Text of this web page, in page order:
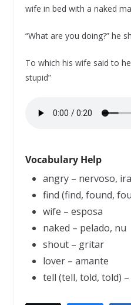
wife in bed with a naked
“What are you doing?” he
To which his wife said to
stupid”
Vocabulary Help
angry – nervoso,
find (find, found,
wife – esposa
naked – pelado, nu
shout – gritar
lover – amante
tell (tell, told, told)